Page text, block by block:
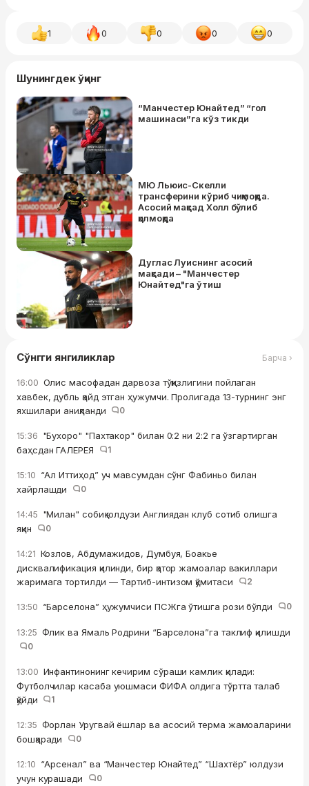
1 0 0 0 0
Шунингдек ўқинг
“Манчестер Юнайтед” “гол
машинаси”га кўз тикди
МЮ Льюис-Скелли
трансферини кўриб чиқмоқда.
Асосий мақсад Холл бўлиб
қолмоқда
Дуглас Луиснинг асосий
мақсади – "Манчестер
Юнайтед"га ўтиш
Сўнгги янгиликлар Барча ›
16:00 Олис масофадан дарвоза тўққизлигини пойлаган
хавбек, дубль қайд этган ҳужумчи. Пролигада 13-турнинг энг
яхшилари аниқланди
0
15:36 "Бухоро" "Пахтакор" билан 0:2 ни 2:2 га ўзгартирган
баҳсдан ГАЛЕРЕЯ
1
15:10 “Ал Иттиҳод” уч мавсумдан сўнг Фабиньо билан
хайрлашди
0
14:45 "Милан" собиқ юлдузи Англиядан клуб сотиб олишга
яқин
0
14:21 Козлов, Абдумажидов, Думбуя, Боакье
дисквалификация қилинди, бир қатор жамоалар вакиллари
жаримага тортилди — Тартиб-интизом қўмитаси
2
13:50 “Барселона” ҳужумчиси ПСЖга ўтишга рози бўлди 0
13:25 Флик ва Ямаль Родрини “Барселона”га таклиф қилишди
0
13:00 Инфантинонинг кечирим сўраши камлик қилади:
Футболчилар касаба уюшмаси ФИФА олдига тўртта талаб
қўйди
1
12:35 Форлан Уругвай ёшлар ва асосий терма жамоаларини
бошқаради
0
12:10 “Арсенал” ва “Манчестер Юнайтед” “Шахтёр” юлдузи
учун курашади
0